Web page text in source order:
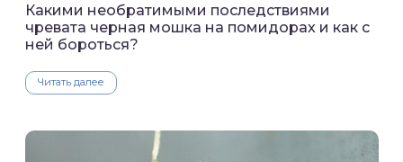
Какими необратимыми последствиями
чревата черная мошка на помидорах и как с
ней бороться?
Читать далее